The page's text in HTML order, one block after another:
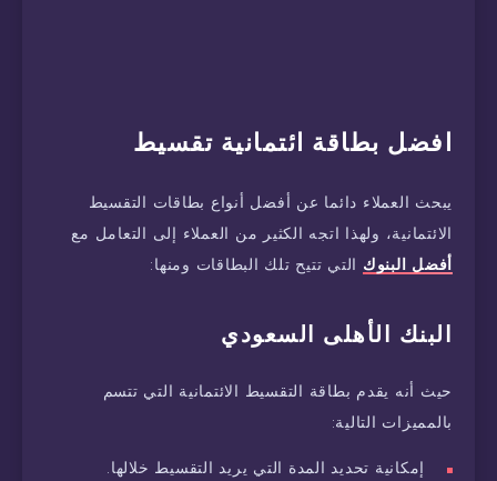
افضل بطاقة ائتمانية تقسيط
يبحث العملاء دائما عن أفضل أنواع بطاقات التقسيط
الائتمانية، ولهذا اتجه الكثير من العملاء إلى التعامل مع
أفضل البنوك التي تتيح تلك البطاقات ومنها:
البنك الأهلى السعودي
حيث أنه يقدم بطاقة التقسيط الائتمانية التي تتسم
بالمميزات التالية:
إمكانية تحديد المدة التي يريد التقسيط خلالها.